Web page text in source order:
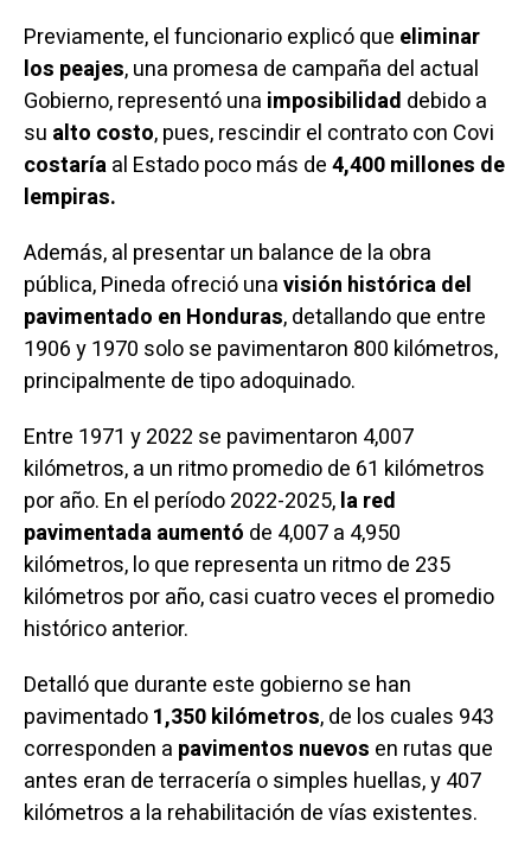
Previamente, el funcionario explicó que eliminar
los peajes, una promesa de campaña del actual
Gobierno, representó una imposibilidad debido a
su alto costo, pues, rescindir el contrato con Covi
costaríaal Estado poco más de4,400 millones de
lempiras.
Además, al presentar un balance de la obra
pública, Pineda ofreció unavisión histórica del
pavimentado en Honduras, detallando que entre
1906 y 1970 solo se pavimentaron 800 kilómetros,
principalmente de tipo adoquinado.
Entre 1971 y 2022 se pavimentaron 4,007
kilómetros, a un ritmo promedio de 61 kilómetros
por año. En el período 2022-2025,la red
pavimentada aumentó de 4,007 a 4,950
kilómetros, lo que representa un ritmo de 235
kilómetros por año, casi cuatro veces el promedio
histórico anterior.
Detalló que durante este gobierno se han
pavimentado1,350 kilómetros, de los cuales 943
corresponden a pavimentos nuevos en rutas que
antes eran de terracería o simples huellas, y 407
kilómetros a la rehabilitación de vías existentes.